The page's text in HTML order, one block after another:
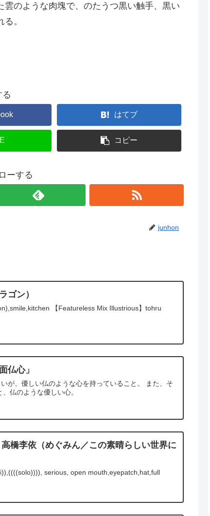
のような肉塊で、のたうつ黒い触手、黒い
。
る
はてブ
コピー
ーする
junhon
ゴン）
【Featureless Mix Illustrious】tohru
仏心」
が、優しい仏のような心を持っていること。 また、そ
仏のような優しい心。
李依（めぐみん／この素晴らしい世界に
serious, open mouth,eyepatch,hat,full